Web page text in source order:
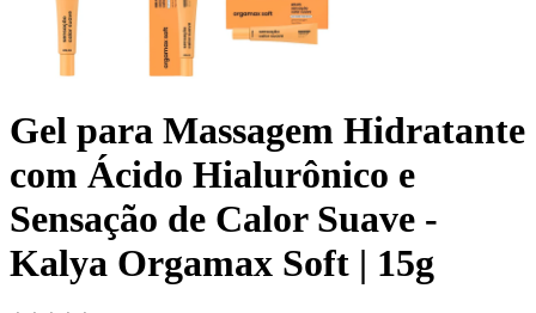
Gel para Massagem Hidratante
com Ácido Hialurônico e
Sensação de Calor Suave -
Kalya Orgamax Soft | 15g